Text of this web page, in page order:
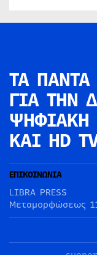
ΤΑ ΠΑΝΤΑ
ΓΙΑ ΤΗΝ
ΨΗΦΙΑΚΗ
ΚΑΙ HD
ΕΠΙΚΟΙΝΩΝΙΑ
LIBRA PRESS
Μεταμορφώσεως